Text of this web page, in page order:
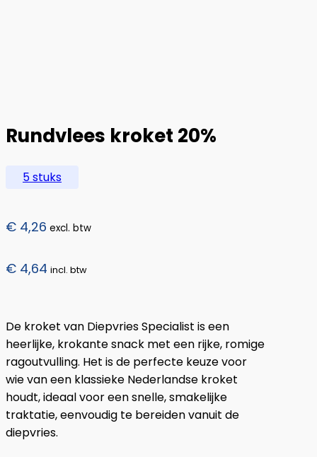
Rundvlees kroket 20%
5 stuks
€ 4,26 excl. btw
€ 4,64 incl. btw
De kroket van Diepvries Specialist is een
heerlijke, krokante snack met een rijke, romige
ragoutvulling. Het is de perfecte keuze voor
wie van een klassieke Nederlandse kroket
houdt, ideaal voor een snelle, smakelijke
traktatie, eenvoudig te bereiden vanuit de
diepvries.